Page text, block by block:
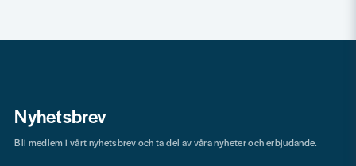
Nyhetsbrev
Bli medlem i vårt nyhetsbrev och ta del av våra nyheter och erbjudande.